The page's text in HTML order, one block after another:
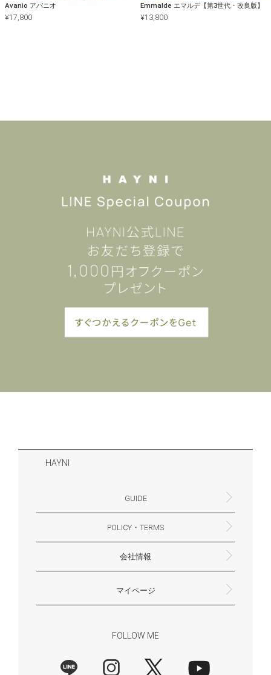
Avanio アバニオ
¥17,800
Emmalde エマルデ【第3世代・改良版】
¥13,800
HAYNI
GUIDE
よくあるご質問・お問合せ
お支払いについて
配送・送料について
ギフトサービスについて
一緒に働く？(HAYNI採用情報サイトへ)
for Foreigners (overseas delivery)
POLICY・TERMS
返品・交換について
プライバシーポリシー
特定商取引法に基づく表示
外部送信ポリシー
会社情報
大阪府大阪市淀川区十八条3-9-35
電話番号：06-6868-9671
※お電話でのお問合せ受付は行っておりません
メール：support@hayni.jp
お問い合わせはこちらからお願いいたします
営業時間：10：00～15：00（金曜日は14：00ま
定休日： 土・日・祝祭日
※土日祝祭日はお休みをいただきます。
メールの返信は翌営業日となりますので、ご了承
マイページ
FOLLOW ME